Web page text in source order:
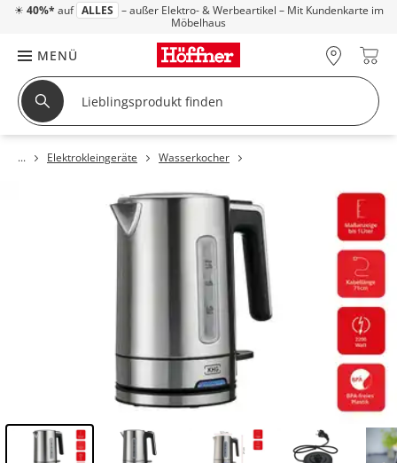
☀ 40%* auf ALLES – außer Elektro- & Werbeartikel – Mit Kundenkarte im
Möbelhaus
MENÜ
Elektrokleingeräte Wasserkocher